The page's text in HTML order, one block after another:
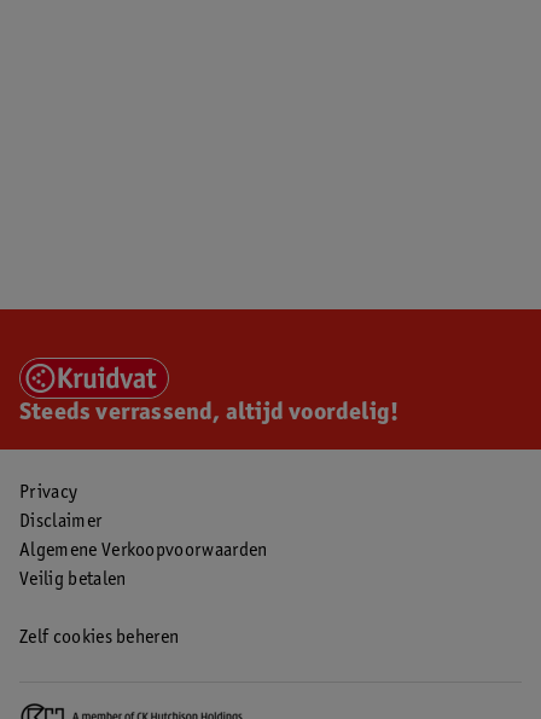
Steeds verrassend, altijd voordelig!
Privacy
Disclaimer
Algemene Verkoopvoorwaarden
Veilig betalen
Zelf cookies beheren